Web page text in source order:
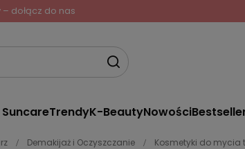
dołącz do nas
SuncareTrendyK-BeautyNowości
Demakijaż i Oczyszczanie Kosmetyki do mycia